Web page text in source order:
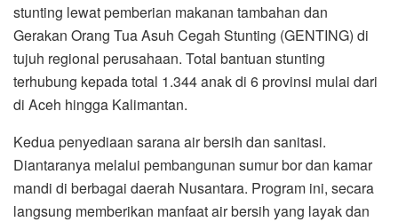
stunting lewat pemberian makanan tambahan dan
Gerakan Orang Tua Asuh Cegah Stunting (GENTING) di
tujuh regional perusahaan. Total bantuan stunting
terhubung kepada total 1.344 anak di 6 provinsi mulai dari
di Aceh hingga Kalimantan.
Kedua penyediaan sarana air bersih dan sanitasi.
Diantaranya melalui pembangunan sumur bor dan kamar
mandi di berbagai daerah Nusantara. Program ini, secara
langsung memberikan manfaat air bersih yang layak dan